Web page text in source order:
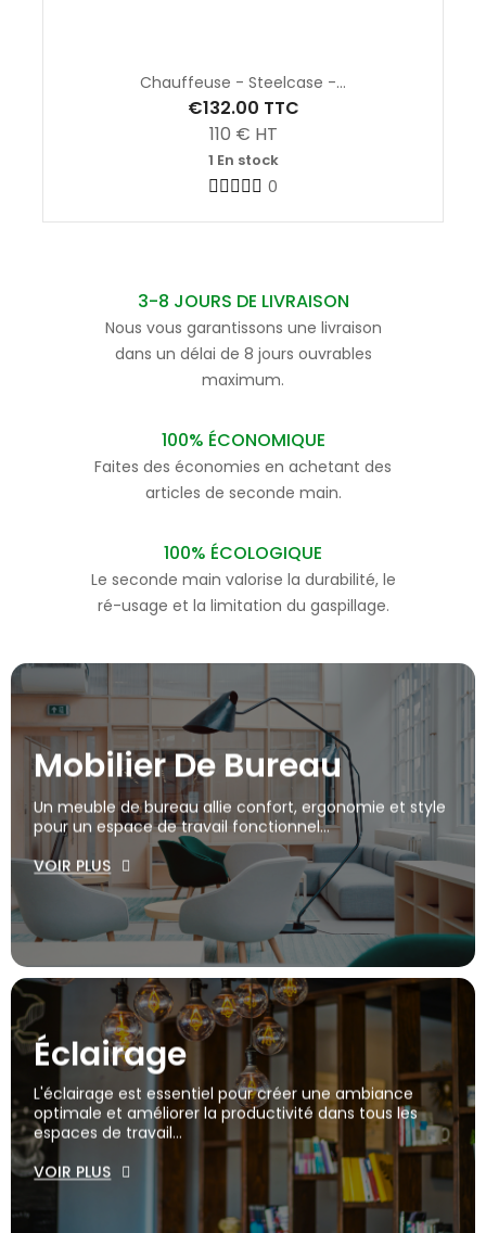
Chauffeuse - Steelcase -...
€132.00 TTC
110 € HT
1 En stock
0
3-8 JOURS DE LIVRAISON
Nous vous garantissons une livraison
dans un délai de 8 jours ouvrables
maximum.
100% ÉCONOMIQUE
Faites des économies en achetant des
articles de seconde main.
100% ÉCOLOGIQUE
Le seconde main valorise la durabilité, le
ré-usage et la limitation du gaspillage.
Mobilier De Bureau
Un meuble de bureau allie confort, ergonomie et style
pour un espace de travail fonctionnel...
VOIR PLUS
Éclairage
L'éclairage est essentiel pour créer une ambiance
optimale et améliorer la productivité dans tous les
espaces de travail...
VOIR PLUS